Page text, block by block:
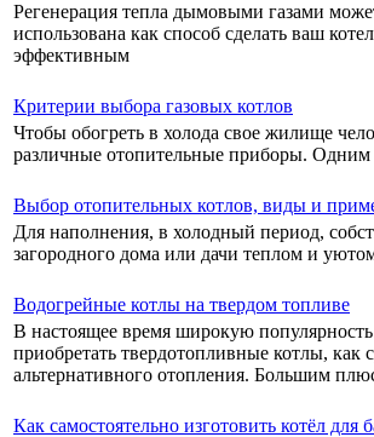
Регенерация тепла дымовыми газами
использована как способ сделать ваш
эффективным
Критерии выбора газовых котлов
Чтобы обогреть в холода свое жилище
различные отопительные приборы. Одним
Выбор отопительных котлов, виды и
Для наполнения, в холодный период,
загородного дома или дачи теплом и
Водогрейные котлы на твердом топливе
В настоящее время широкую популярность
приобретать твердотопливные котлы, как
альтернативного отопления. Большим
Как самостоятельно изготовить котёл для